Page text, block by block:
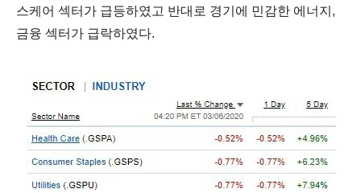
스케어 섹터가 급등하였고 반대로 경기에 민감한 에너지,
금융 섹터가 급락하였다.